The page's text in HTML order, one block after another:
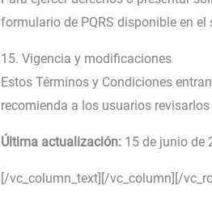
formulario de PQRS disponible en el
15. Vigencia y modificaciones
Estos Términos y Condiciones
recomienda a los usuarios
Última actualización:15 de junio de
[/vc_column_text][/vc_column][/